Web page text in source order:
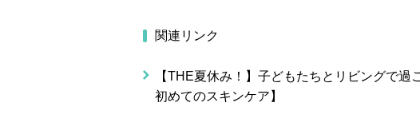
関連リンク
【THE夏休み！】子どもたちとリビングで
初めてのスキンケア】